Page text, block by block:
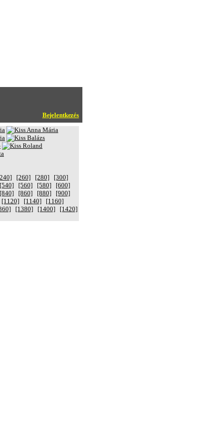
Bejelentkezés
[260] [280]
[300]
[540] [560] [580]
[600]
[840] [860] [880]
[900]
[1120] [1140]
[1160]
[1380] [1400]
[1420]